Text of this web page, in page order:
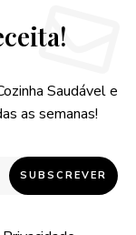
Saudável e
as semanas!